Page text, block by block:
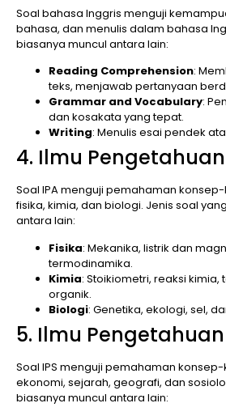
Soal bahasa Inggris menguji
bahasa, dan menulis dalam bahasa
biasanya muncul antara lain:
Reading Comprehension:
teks, menjawab pertanyaan
Grammar and Vocabulary:
dan kosakata yang tepat.
Writing: Menulis esai pendek
4. Ilmu
Soal IPA menguji pemahaman
fisika, kimia, dan biologi. Jenis soal
antara lain:
Fisika: Mekanika, listrik dan
termodinamika.
Kimia: Stoikiometri, reaksi
organik.
Biologi: Genetika, ekologi, sel,
5. Ilmu Pengetahuan
Soal IPS menguji pemahaman
ekonomi, sejarah, geografi, dan
biasanya muncul antara lain: